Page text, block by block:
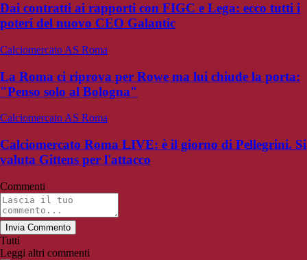
Dai contratti ai rapporti con FIGC e Lega: ecco tutti i
poteri del nuovo CEO Galantic
Calciomercato AS Roma
La Roma ci riprova per Rowe ma lui chiude la porta:
"Penso solo al Bologna"
Calciomercato AS Roma
Calciomercato Roma LIVE: è il giorno di Pellegrini. Si
valuta Gittens per l'attacco
Commenti
Invia Commento
Tutti
Leggi altri commenti